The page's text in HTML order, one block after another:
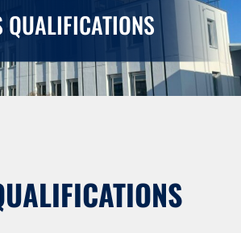
QUALIFICATIONS